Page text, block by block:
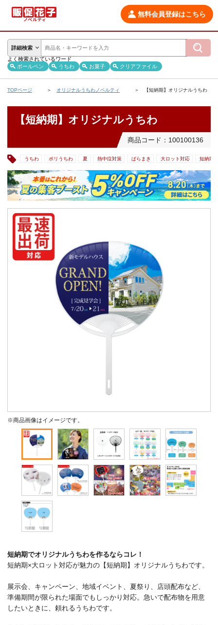
無料会員登録はこちら
詳細検索
よく検索されているワード
ボールペン
うちわ お菓子 クリアファイル
TOPページ オリジナルうちわノベルティ 【短納期】オリジナルうちわ
【短納期】オリジナルうちわ
商品コード：100100136
うちわ ポリうちわ 夏 熱中症対策 ばらまき 大ロット対応 短納期
※商品画像はイメージです。
短納期でオリジナルうちわを作るならコレ！
短納期×大ロット対応が魅力の【短納期】オリジナルうちわです。
展示会、キャンペーン、地域イベント、夏祭り、店頭配布など、
準備期間が限られた場面でもしっかり対応。急いで配布物を用意
したいときに、頼れるうちわです。